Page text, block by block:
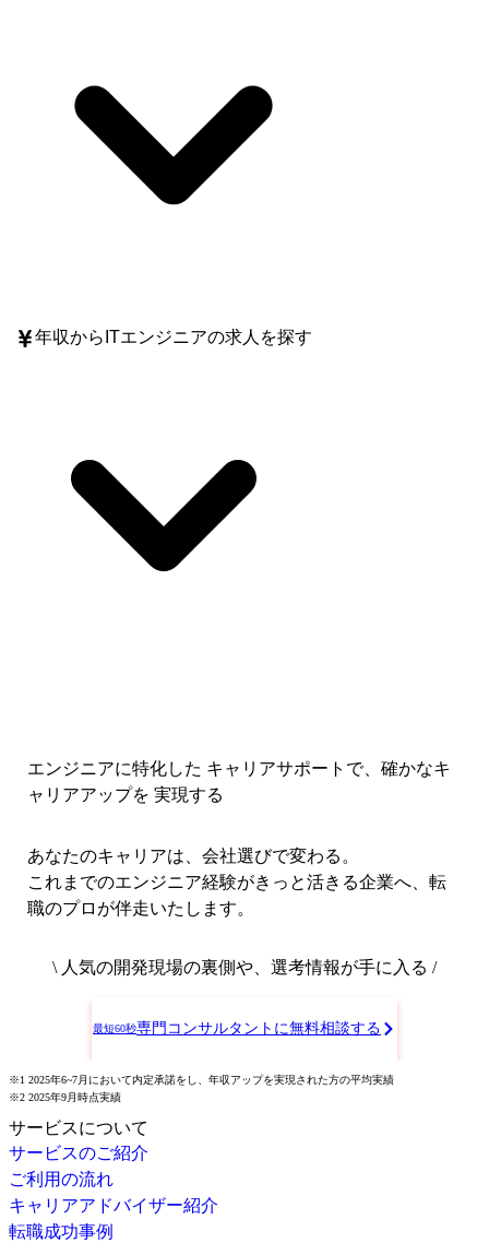
年収からITエンジニアの求人を探す
エンジニアに特化した キャリアサポートで、 確かなキ
ャリアアップを 実現する
あなたのキャリアは、会社選びで変わる。
これまでのエンジニア経験がきっと活きる企業へ、転
職のプロが伴走いたします。
\ 人気の開発現場の裏側や、選考情報が手に入る /
最短60秒専門コンサルタントに無料相談する
※1 2025年6~7月において内定承諾をし、年収アップを実現された方の平均実績
※2 2025年9月時点実績
サービスについて
サービスのご紹介
ご利用の流れ
キャリアアドバイザー紹介
転職成功事例